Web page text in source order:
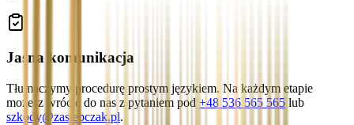
Jasna komunikacja
Tłumaczymy procedurę prostym językiem. Na każdym etapie
możesz wrócić do nas z pytaniem pod +48 536 565 565 lub
szkody@zastepczak.pl.